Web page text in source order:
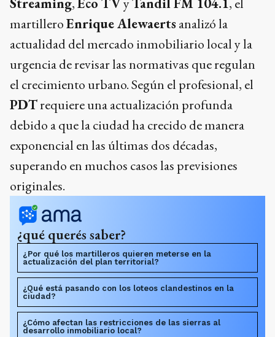
martilleroEnrique Alewaerts analizó la
actualidad del mercado inmobiliario local y la
urgencia de revisar las normativas que regulan
el crecimiento urbano. Según el profesional, el
PDTrequiere una actualización profunda
debido a que la ciudad ha crecido de manera
exponencial en las últimas dos décadas,
superando en muchos casos las previsiones
originales.
¿qué querés saber?
¿Por qué los martilleros quieren meterse en la
actualización del plan territorial?
¿Qué está pasando con los loteos clandestinos en la
ciudad?
¿Cómo afectan las restricciones de las sierras al
desarrollo inmobiliario local?